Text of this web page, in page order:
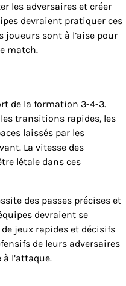
les adversaires et créer
devraient pratiquer ces
joueurs sont à l’aise pour
match.
de la formation 3-4-3.
transitions rapides, les
laissés par les
La vitesse des
létale dans ces
des passes précises et
devraient se
jeux rapides et décisifs
de leurs adversaires
l’attaque.